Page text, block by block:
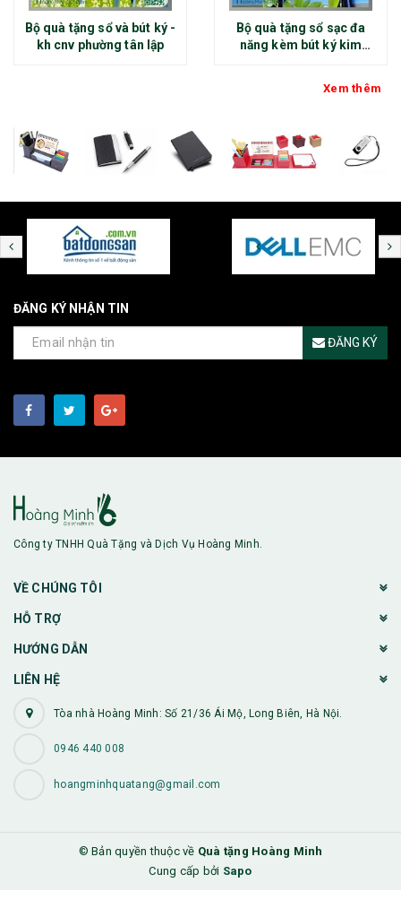
Bộ quà tặng sổ và bút ký -
kh cnv phường tân lập
Bộ quà tặng sổ sạc đa
năng kèm bút ký kim
Xem thêm
ĐĂNG KÝ NHẬN TIN
ĐĂNG KÝ
Công ty TNHH Quà Tặng và Dịch Vụ Hoàng Minh.
VỀ CHÚNG TÔI
HỖ TRỢ
HƯỚNG DẪN
LIÊN HỆ
Tòa nhà Hoàng Minh: Số 21/36 Ái Mộ, Long Biên, Hà Nội.
0946 440 008
hoangminhquatang@gmail.com
© Bản quyền thuộc về Quà tặng Hoàng Minh
Cung cấp bởi Sapo